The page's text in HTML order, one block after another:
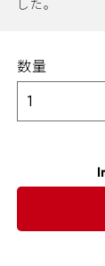
した。
数量